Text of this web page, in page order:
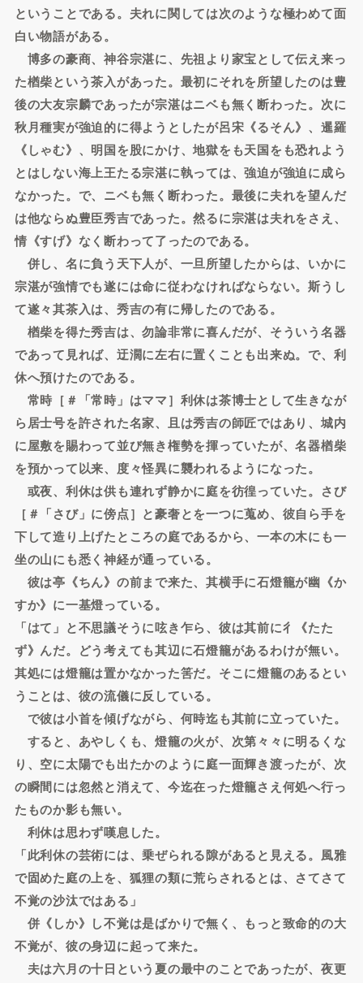
ということである。夫れに関しては次のような極わめて面
白い物語がある。
博多の豪商、神谷宗湛に、先祖より家宝として伝え来っ
た楢柴という茶入があった。最初にそれを所望したのは豊
後の大友宗麟であったが宗湛はニベも無く断わった。次に
秋月種実が強迫的に得ようとしたが呂宋《るそん》、暹羅
《しゃむ》、明国を股にかけ、地獄をも天国をも恐れよう
とはしない海上王たる宗湛に執っては、強迫が強迫に成ら
なかった。で、ニベも無く断わった。最後に夫れを望んだ
は他ならぬ豊臣秀吉であった。然るに宗湛は夫れをさえ、
情《すげ》なく断わって了ったのである。
併し、名に負う天下人が、一旦所望したからは、いかに
宗湛が強情でも遂には命に従わなければならない。斯うし
て遂々其茶入は、秀吉の有に帰したのである。
楢柴を得た秀吉は、勿論非常に喜んだが、そういう名器
であって見れば、迂濶に左右に置くことも出来ぬ。で、利
休へ預けたのである。
常時［＃「常時」はママ］利休は茶博士として生きなが
ら居士号を許された名家、且は秀吉の師匠ではあり、城内
に屋敷を賜わって並び無き権勢を揮っていたが、名器楢柴
を預かって以来、度々怪異に襲われるようになった。
或夜、利休は供も連れず静かに庭を彷徨っていた。さび
［＃「さび」に傍点］と豪奢とを一つに蒐め、彼自ら手を
下して造り上げたところの庭であるから、一本の木にも一
坐の山にも悉く神経が通っている。
彼は亭《ちん》の前まで来た、其横手に石燈籠が幽《か
すか》に一基燈っている。
「はて」と不思議そうに呟き乍ら、彼は其前に彳《たた
ず》んだ。どう考えても其辺に石燈籠があるわけが無い。
其処には燈籠は置かなかった筈だ。そこに燈籠のあるとい
うことは、彼の流儀に反している。
で彼は小首を傾げながら、何時迄も其前に立っていた。
すると、あやしくも、燈籠の火が、次第々々に明るくな
り、空に太陽でも出たかのように庭一面輝き渡ったが、次
の瞬間には忽然と消えて、今迄在った燈籠さえ何処へ行っ
たものか影も無い。
利休は思わず嘆息した。
「此利休の芸術には、乗ぜられる隙があると見える。風雅
で固めた庭の上を、狐狸の類に荒らされるとは、さてさて
不覚の沙汰ではある」
併《しか》し不覚は是ばかりで無く、もっと致命的の大
不覚が、彼の身辺に起って来た。
夫は六月の十日という夏の最中のことであったが、夜更